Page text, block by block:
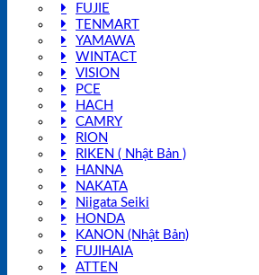
FUJIE
TENMART
YAMAWA
WINTACT
VISION
PCE
HACH
CAMRY
RION
RIKEN ( Nhật Bản )
HANNA
NAKATA
Niigata Seiki
HONDA
KANON (Nhật Bản)
FUJIHAIA
ATTEN